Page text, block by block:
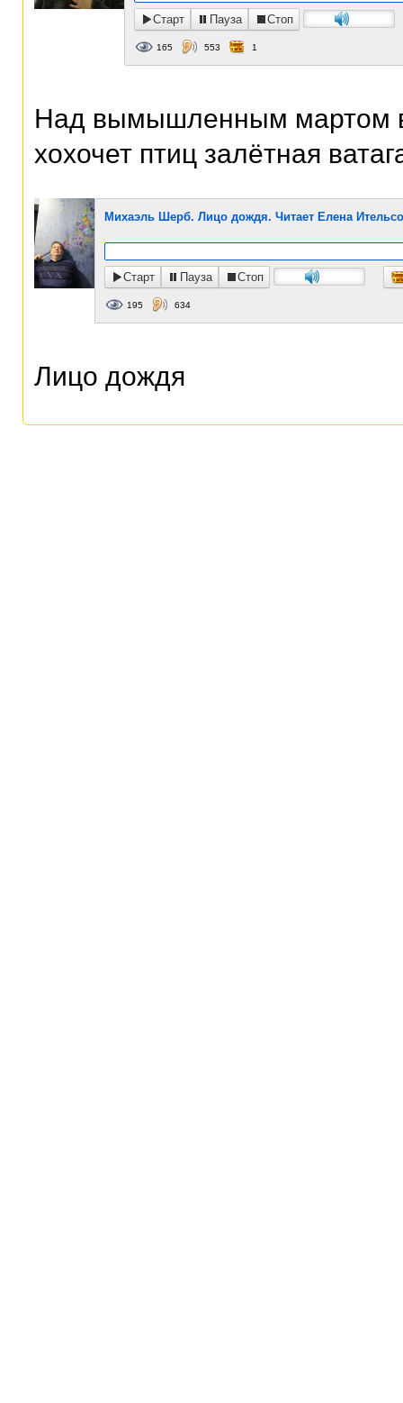
Старт Пауза Стоп
165 553 1
Над вымышленным мартом
хохочет птиц залётная
Михаэль Шерб. Лицо дождя. Читает Елена
Старт Пауза Стоп
195 634
Лицо дождя